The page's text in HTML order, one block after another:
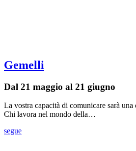
Gemelli
Dal 21 maggio al 21 giugno
La vostra capacità di comunicare sarà
Chi lavora nel mondo della…
segue